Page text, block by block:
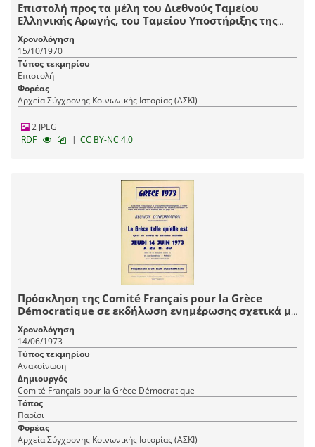
Επιστολή προς τα μέλη του Διεθνούς Ταμείου
Ελληνικής Αρωγής, του Ταμείου Υποστήριξης της
Δημοκρατικής Ελλάδας κ της Διεθνούς Αμνηστίας
για οικονομικά ζητήματα
Χρονολόγηση
15/10/1970
Τύπος τεκμηρίου
Επιστολή
Φορέας
Αρχεία Σύγχρονης Κοινωνικής Ιστορίας (ΑΣΚΙ)
2 JPEG
RDF
| CC BY-NC 4.0
Πρόσκληση της Comité Français pour la Grèce
Démocratique σε εκδήλωση ενημέρωσης σχετικά με
την πολιτική κατάσταση στην Ελλάδα
Χρονολόγηση
14/06/1973
Τύπος τεκμηρίου
Ανακοίνωση
Δημιουργός
Comité Français pour la Grèce Démocratique
Τόπος
Παρίσι
Φορέας
Αρχεία Σύγχρονης Κοινωνικής Ιστορίας (ΑΣΚΙ)